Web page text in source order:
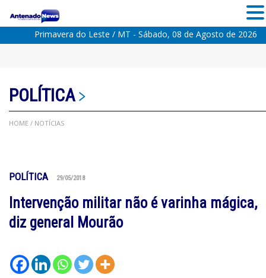
Primavera do Leste / MT - Sábado, 08 de Agosto de 2026
POLÍTICA
HOME / NOTÍCIAS
POLÍTICA 29/05/2018
Intervenção militar não é varinha mágica,
diz general Mourão